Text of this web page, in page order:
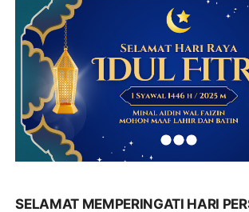
SELAMAT MEMPERINGATI HARI